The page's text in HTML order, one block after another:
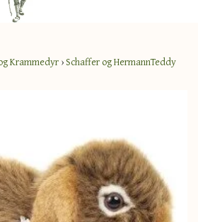
Krammedyr ›Schaffer og HermannTeddy